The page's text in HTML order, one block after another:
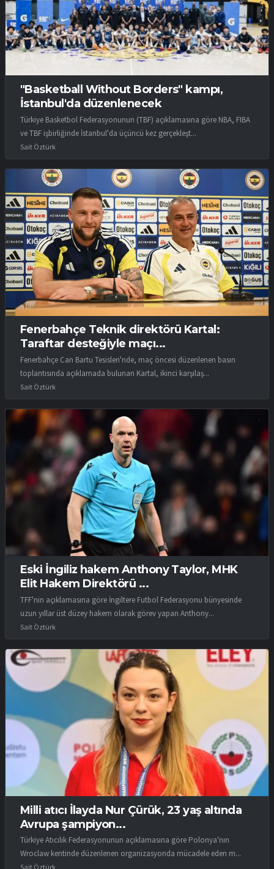
"Basketball Without Borders" kampı,
İstanbul'da düzenlenecek
Türkiye Basketbol Federasyonunun (TBF) açıklamasına göre NBA, FIBA
ve TBF işbirliğinde İstanbul'da üçüncü kez gerçekleşt...
Sait Öztürk
Fenerbahçe Teknik direktörü Kartal:
Taraftar desteğiyle maçı...
Fenerbahçe Can Bartu Tesisleri'nde, maç öncesi düzenlenen basın
toplantısında açıklamada bulunan Kartal, ikinci karşılaş...
Sait Öztürk
Eski İngiliz hakem Anthony Taylor, MHK
Elit Hakem Direktörü ...
TFF'nin açıklamasına göre İngiltere Futbol Federasyonu bünyesinde
uzun yıllar üst düzey hakem olarak görev yapan Anthony...
Sait Öztürk
Milli atıcı İlayda Nur Çürük, 23 yaş altında
Avrupa şampiyon...
Türkiye Atıcılık Federasyonunun açıklamasına göre Polonya'nın
Wroclaw kentinde düzenlenen organizasyonda mücadele eden m...
Sait Öztürk